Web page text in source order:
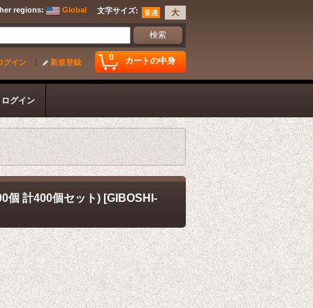
文字サイズ:
regions: Global
0 カートの中身
グイン 新規登録
ログイン
個 計400個セット) [GIBOSHI-